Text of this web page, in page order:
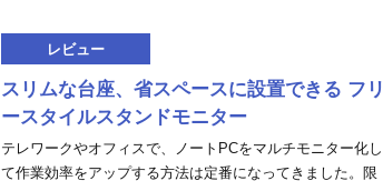
レビュー
スリムな台座、省スペースに設置できる フリ
ースタイルスタンドモニター
テレワークやオフィスで、ノートPCをマルチモニター化し
て作業効率をアップする方法は定番になってきました。限